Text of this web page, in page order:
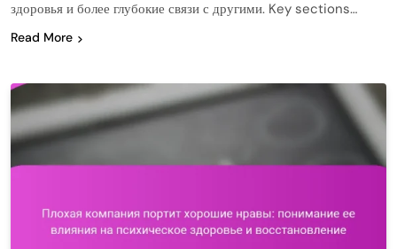
здоровья и более глубокие связи с другими. Key sections…
Read More